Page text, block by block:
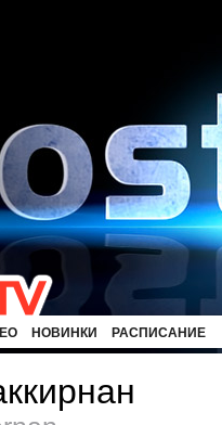
НОВИНКИ РАСПИСАНИЕ